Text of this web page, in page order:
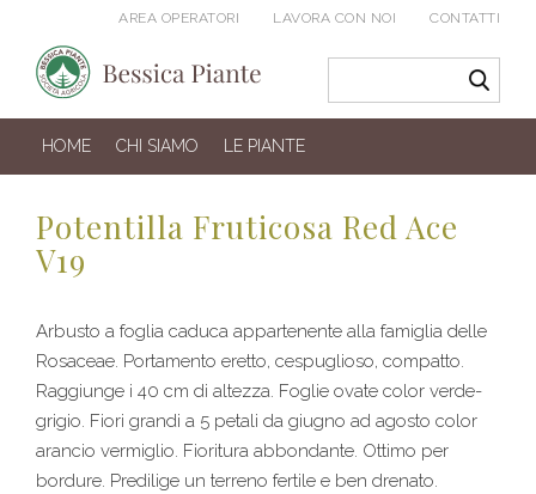
AREA OPERATORI LAVORA CON NOI CONTATTI
HOME CHI SIAMO LE PIANTE
Potentilla Fruticosa Red Ace
V19
Arbusto a foglia caduca appartenente alla famiglia delle
Rosaceae. Portamento eretto, cespuglioso, compatto.
Raggiunge i 40 cm di altezza. Foglie ovate color verde-
grigio. Fiori grandi a 5 petali da giugno ad agosto color
arancio vermiglio. Fioritura abbondante. Ottimo per
bordure. Predilige un terreno fertile e ben drenato.